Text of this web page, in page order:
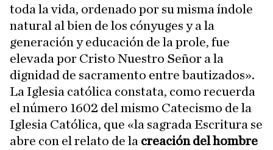
toda la vida, ordenado por su misma índole
natural al bien de los cónyuges y a la
generación y educación de la prole, fue
elevada por Cristo Nuestro Señor a la
dignidad de sacramento entre bautizados».
La Iglesia católica constata, como recuerda
el número 1602 del mismo Catecismo de la
Iglesia Católica, que «la sagrada Escritura se
abre con el relato de la creación del hombre